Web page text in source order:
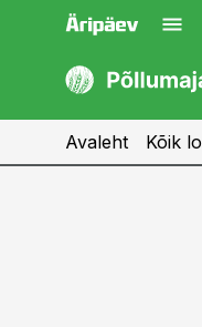
kaubandus.ee
Avaleht Kõik